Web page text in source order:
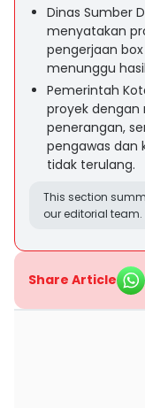
Dinas Sumber
menyatakan
pengerjaan
menunggu
Pemerintah
proyek
penerangan,
pengawas dan
tidak terulang.
This section
our editorial team.
Share Article